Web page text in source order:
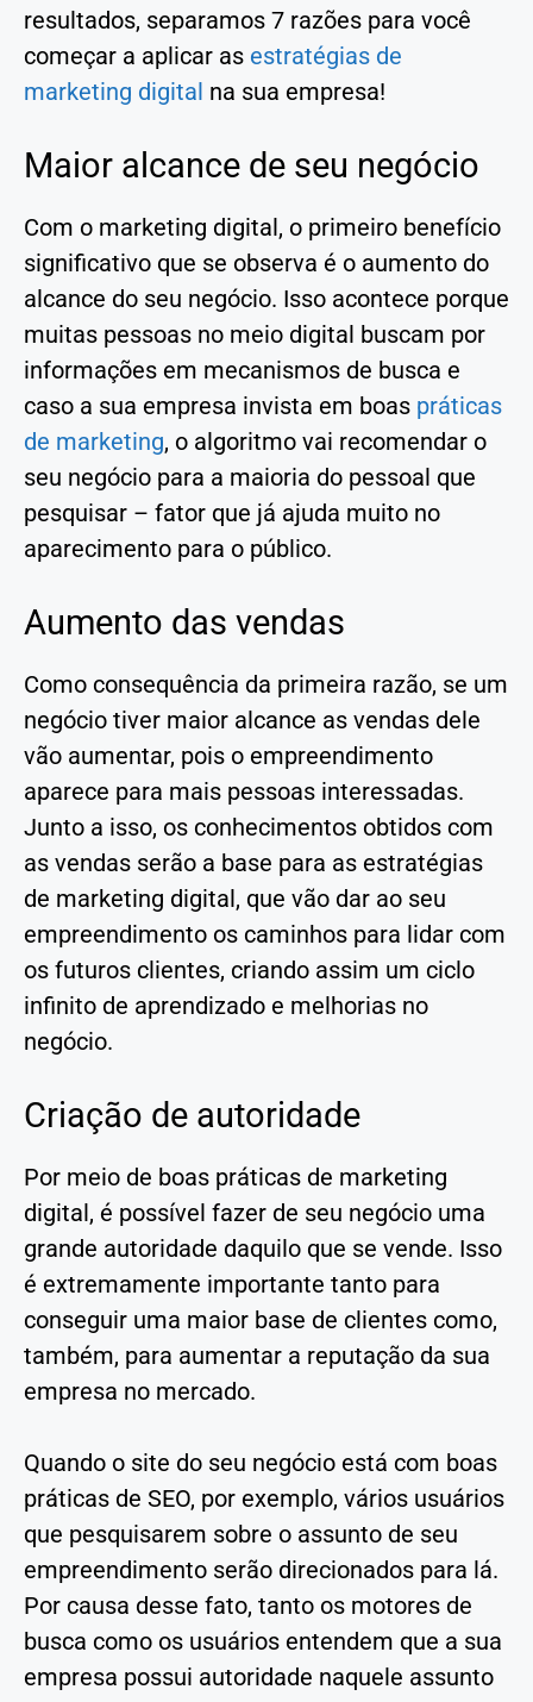
resultados, separamos 7 razões para você
começar a aplicar as estratégias de
marketing digital na sua empresa!
Maior alcance de seu negócio
Com o marketing digital, o primeiro benefício
significativo que se observa é o aumento do
alcance do seu negócio. Isso acontece porque
muitas pessoas no meio digital buscam por
informações em mecanismos de busca e
caso a sua empresa invista em boas práticas
de marketing, o algoritmo vai recomendar o
seu negócio para a maioria do pessoal que
pesquisar – fator que já ajuda muito no
aparecimento para o público.
Aumento das vendas
Como consequência da primeira razão, se um
negócio tiver maior alcance as vendas dele
vão aumentar, pois o empreendimento
aparece para mais pessoas interessadas.
Junto a isso, os conhecimentos obtidos com
as vendas serão a base para as estratégias
de marketing digital, que vão dar ao seu
empreendimento os caminhos para lidar com
os futuros clientes, criando assim um ciclo
infinito de aprendizado e melhorias no
negócio.
Criação de autoridade
Por meio de boas práticas de marketing
digital, é possível fazer de seu negócio uma
grande autoridade daquilo que se vende. Isso
é extremamente importante tanto para
conseguir uma maior base de clientes como,
também, para aumentar a reputação da sua
empresa no mercado.
Quando o site do seu negócio está com boas
práticas de SEO, por exemplo, vários usuários
que pesquisarem sobre o assunto de seu
empreendimento serão direcionados para lá.
Por causa desse fato, tanto os motores de
busca como os usuários entendem que a sua
empresa possui autoridade naquele assunto